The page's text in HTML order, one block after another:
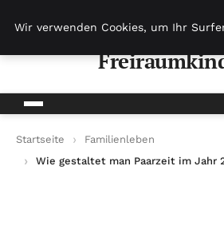
Startseite
Familienleben
Wie gestaltet man Paarzeit im Jahr
Wir verwenden Cookies, um Ihr